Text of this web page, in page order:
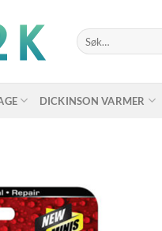
Søk
etter:
DICKINSON VARMER